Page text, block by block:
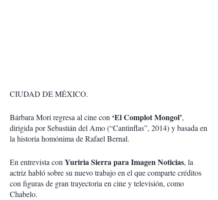
CIUDAD DE MÉXICO.
Bárbara Mori regresa al cine con ‘El Complot Mongol’,
dirigida por Sebastián del Amo (“Cantinflas”, 2014) y basada en
la historia homónima de Rafael Bernal.
En entrevista conYuriria Sierra para Imagen Noticias, la
actriz habló sobre su nuevo trabajo en el que comparte créditos
con figuras de gran trayectoria en cine y televisión, como
Chabelo.